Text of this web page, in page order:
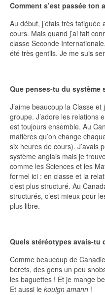
Comment s’est passée ton
Au début, j’étais très
cours. Mais quand j’ai fait
classe Seconde
été très gentils. Je me suis
Que penses-tu du système
J’aime beaucoup la Classe et
groupe. J’adore les relations
est toujours ensemble. Au
matières qu’on change
six heures de cours). J’avais
système anglais mais je
comme les Sciences et les
formel ici : en classe et la
c’est plus structuré. Au
structurés, c’est mieux pour
plus libre.
Quels stéréotypes avais-tu
Comme beaucoup de
bérets, des gens un peu
les baguettes ! Et je mange
Et aussi le kouign amann !